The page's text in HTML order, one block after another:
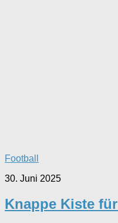
Football
30. Juni 2025
Knappe Kiste